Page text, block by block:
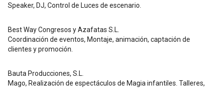
Speaker, DJ, Control de Luces de escenario.
Best Way Congresos y Azafatas S.L.
Coordinación de eventos, Montaje, animación, captación de
clientes y promoción.
Bauta Producciones, S.L.
Mago, Realización de espectáculos de Magia infantiles. Talleres,